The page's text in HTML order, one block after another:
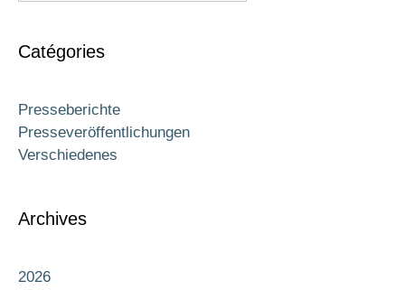
Catégories
Presseberichte
Presseveröffentlichungen
Verschiedenes
Archives
2026